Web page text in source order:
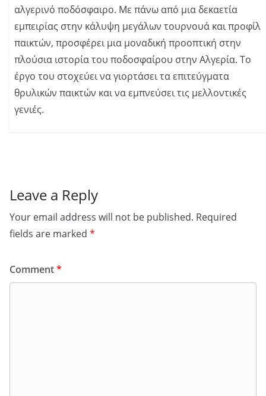
αλγερινό ποδόσφαιρο. Με πάνω από μια δεκαετία
εμπειρίας στην κάλυψη μεγάλων τουρνουά και προφίλ
παικτών, προσφέρει μια μοναδική προοπτική στην
πλούσια ιστορία του ποδοσφαίρου στην Αλγερία. Το
έργο του στοχεύει να γιορτάσει τα επιτεύγματα
θρυλικών παικτών και να εμπνεύσει τις μελλοντικές
γενιές.
Leave a Reply
Your email address will not be published. Required
fields are marked *
Comment*